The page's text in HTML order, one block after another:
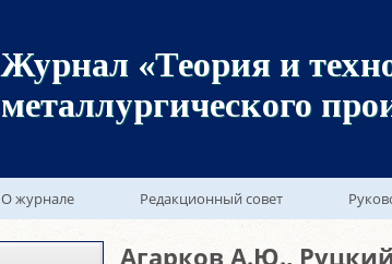
Журнал «Теория и
металлургического
О журнале Редакционный совет
Агарков А.Ю.,